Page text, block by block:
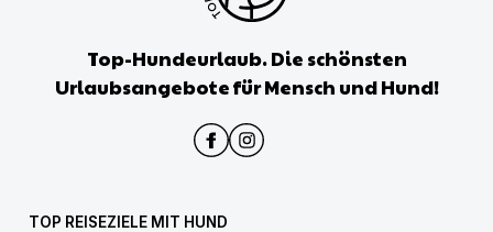
Top-Hundeurlaub. Die schönsten
Urlaubsangebote für Mensch und Hund!
TOP REISEZIELE MIT HUND